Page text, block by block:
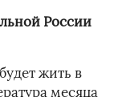
России
жить в
месяца